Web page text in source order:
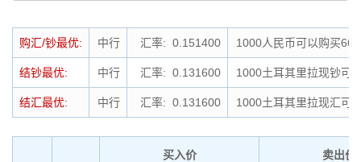
购汇/钞最优: 中行 汇率: 0.151400 1000人民币可以购买
结钞最优: 中行 汇率: 0.131600 1000土耳其里拉现钞可
结汇最优: 中行 汇率: 0.131600 1000土耳其里拉现汇可
买入价 卖出价